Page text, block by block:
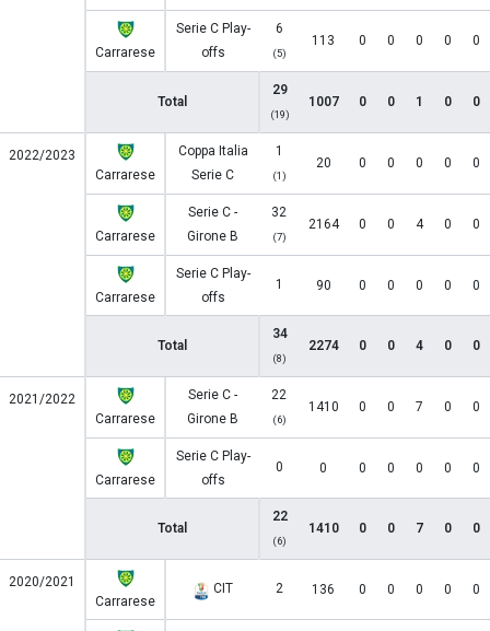
Carrarese
Serie C Play-
offs
6
(5)
113 0 0 0 0 0
Total
29
(19)
1007 0 0 1 0 0
2022/2023
Carrarese
Coppa Italia
Serie C
1
(1)
20 0 0 0 0 0
Carrarese
Serie C -
Girone B
32
(7)
2164 0 0 4 0 0
Carrarese
Serie C Play-
offs
1 90 0 0 0 0 0
Total
34
(8)
2274 0 0 4 0 0
2021/2022
Carrarese
Serie C -
Girone B
22
(6)
1410 0 0 7 0 0
Carrarese
Serie C Play-
offs
0 0 0 0 0 0 0
Total
22
(6)
1410 0 0 7 0 0
2020/2021
Carrarese
CIT 2 136 0 0 0 0 0